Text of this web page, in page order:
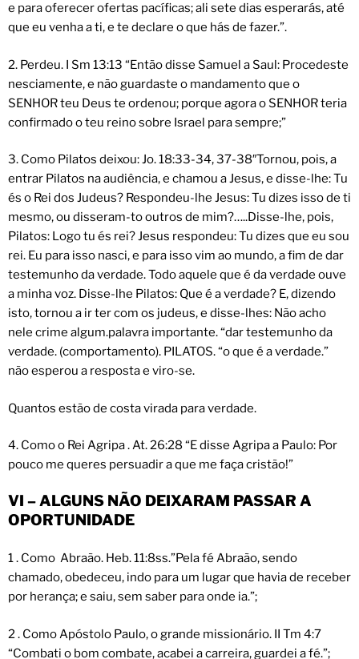
e para oferecer ofertas pacíficas; ali sete dias esperarás, até
que eu venha a ti, e te declare o que hás de fazer.”.
2. Perdeu. I Sm 13:13 “Então disse Samuel a Saul: Procedeste
nesciamente, e não guardaste o mandamento que o
SENHOR teu Deus te ordenou; porque agora o SENHOR teria
confirmado o teu reino sobre Israel para sempre;”
3. Como Pilatos deixou: Jo. 18:33-34, 37-38″Tornou, pois, a
entrar Pilatos na audiência, e chamou a Jesus, e disse-lhe: Tu
és o Rei dos Judeus? Respondeu-lhe Jesus: Tu dizes isso de ti
mesmo, ou disseram-to outros de mim?…..Disse-lhe, pois,
Pilatos: Logo tu és rei? Jesus respondeu: Tu dizes que eu sou
rei. Eu para isso nasci, e para isso vim ao mundo, a fim de dar
testemunho da verdade. Todo aquele que é da verdade ouve
a minha voz. Disse-lhe Pilatos: Que é a verdade? E, dizendo
isto, tornou a ir ter com os judeus, e disse-lhes: Não acho
nele crime algum.palavra importante. “dar testemunho da
verdade. (comportamento). PILATOS. “o que é a verdade.”
não esperou a resposta e viro-se.
Quantos estão de costa virada para verdade.
4. Como o Rei Agripa . At. 26:28 “E disse Agripa a Paulo: Por
pouco me queres persuadir a que me faça cristão!”
VI – ALGUNS NÃO DEIXARAM PASSAR A
OPORTUNIDADE
1 . Como Abraão. Heb. 11:8ss.”Pela fé Abraão, sendo
chamado, obedeceu, indo para um lugar que havia de receber
por herança; e saiu, sem saber para onde ia.”;
2 . Como Apóstolo Paulo, o grande missionário. II Tm 4:7
“Combati o bom combate, acabei a carreira, guardei a fé.”;